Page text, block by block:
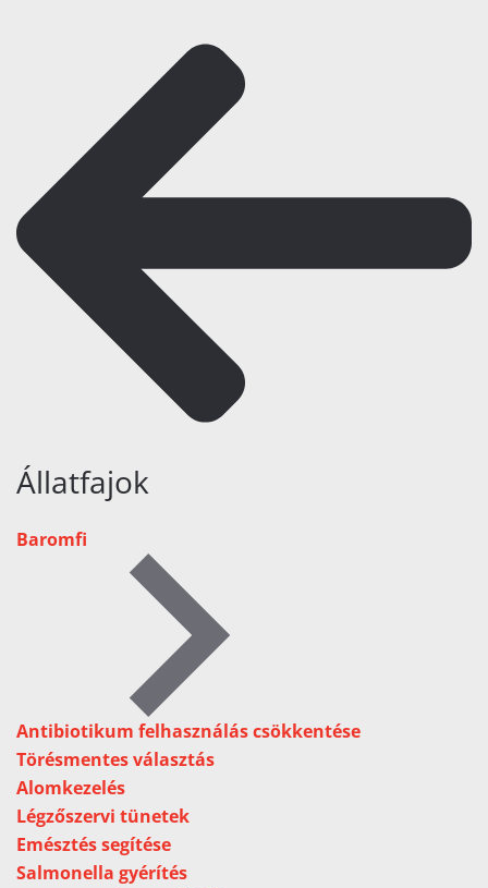
Állatfajok
Baromfi
Antibiotikum felhasználás csökkentése
Törésmentes választás
Alomkezelés
Légzőszervi tünetek
Emésztés segítése
Salmonella gyérítés